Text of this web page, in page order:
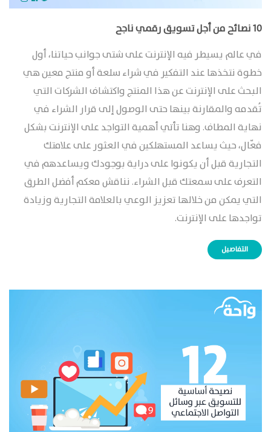
10 نصائح من أجل تسويق رقمي ناجح
في عالم يسيطر فيه الإنترنت على شتى جوانب حياتنا، أول
خطوة نتخذها عند التفكير في شراء سلعة أو منتج معين هي
البحث على الإنترنت عن هذا المنتج واكتشاف الشركات التي
تُقدمه والمقارنة بينها حتى الوصول إلى قرار الشراء في
نهاية المطاف. وهنا تأتي أهمية التواجد على الإنترنت بشكل
فعّال، حيث يساعد المستهلكين في العثور على علامتك
التجارية قبل أن يكونوا على دراية بوجودك ويساعدهم في
التعرف على سمعتك قبل الشراء. نناقش معكم أفضل الطرق
التي يمكن من خلالها تعزيز الوعي بالعلامة التجارية وزيادة
تواجدها على الإنترنت.
التفاصيل